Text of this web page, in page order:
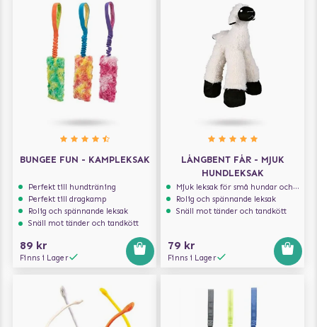
BUNGEE FUN - KAMPLEKSAK
Perfekt till hundträning
Perfekt till dragkamp
Rolig och spännande leksak
Snäll mot tänder och tandkött
89 kr
Finns i Lager
LÅNGBENT FÅR - MJUK
HUNDLEKSAK
Mjuk leksak för små hundar och valpar.
Rolig och spännande leksak
Snäll mot tänder och tandkött
79 kr
Finns i Lager